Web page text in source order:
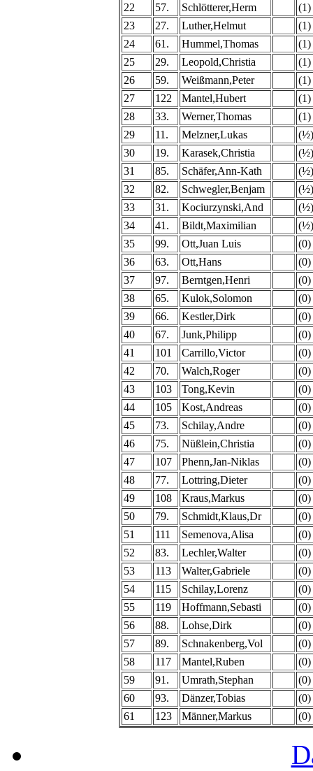
22
57. Schlötterer,Herm
(1)
23
27. Luther,Helmut
(1)
24
61. Hummel,Thomas
(1)
25
29. Leopold,Christia
(1)
26
59. Weißmann,Peter
(1)
27
122 Mantel,Hubert
(1)
28
33. Werner,Thomas
(1)
29
11. Melzner,Lukas
(½)
30
19. Karasek,Christia
(½)
31
85. Schäfer,Ann-Kath
(½)
32
82. Schwegler,Benjam
(½)
33
31. Kociurzynski,And
(½)
34
41. Bildt,Maximilian
(½)
35
99. Ott,Juan Luis
(0)
36
63. Ott,Hans
(0)
37
97. Berntgen,Henri
(0)
38
65. Kulok,Solomon
(0)
39
66. Kestler,Dirk
(0)
40
67. Junk,Philipp
(0)
41
101 Carrillo,Victor
(0)
42
70. Walch,Roger
(0)
43
103 Tong,Kevin
(0)
44
105 Kost,Andreas
(0)
45
73. Schilay,Andre
(0)
46
75. Nüßlein,Christia
(0)
47
107 Phenn,Jan-Niklas
(0)
48
77. Lottring,Dieter
(0)
49
108 Kraus,Markus
(0)
50
79. Schmidt,Klaus,Dr
(0)
51
111 Semenova,Alisa
(0)
52
83. Lechler,Walter
(0)
53
113 Walter,Gabriele
(0)
54
115 Schilay,Lorenz
(0)
55
119 Hoffmann,Sebasti
(0)
56
88. Lohse,Dirk
(0)
57
89. Schnakenberg,Vol
(0)
58
117 Mantel,Ruben
(0)
59
91. Umrath,Stephan
(0)
60
93. Dänzer,Tobias
(0)
61
123 Männer,Markus (0)